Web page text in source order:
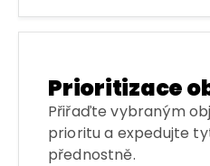
Prioritizace
Přiřaďte vybraným
prioritu a expedujte
přednostně.